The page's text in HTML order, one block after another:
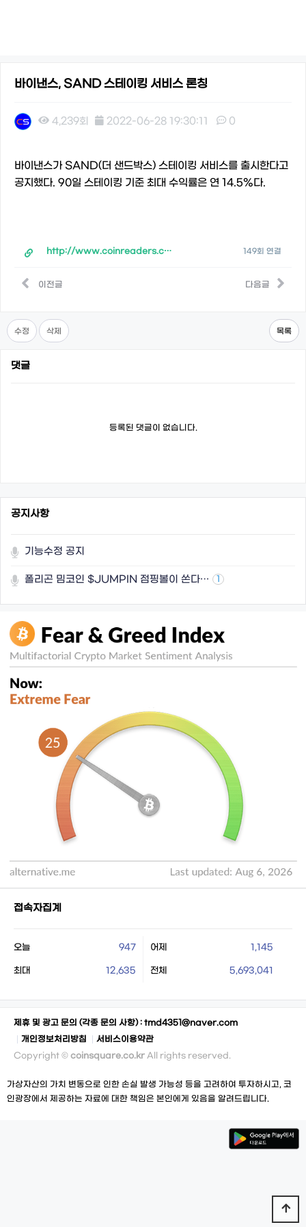
바이낸스, SAND 스테이킹 서비스 론칭
4,239회 2022-06-28 19:30:11 0
바이낸스가 SAND(더 샌드박스) 스테이킹 서비스를 출시한다고
공지했다. 90일 스테이킹 기준 최대 수익률은 연 14.5%다.
http://www.coinreaders.com/37693 149회 연결
이전글 다음글
수정 삭제 목록
댓글
등록된 댓글이 없습니다.
공지사항
기능수정 공지
폴리곤 밈코인 $JUMPIN 점핑볼이 쏜다… 1
접속자집계
오늘 947 어제 1,145
최대 12,635 전체 5,693,041
제휴 및 광고 문의 (각종 문의 사항) : tmd4351@naver.com
개인정보처리방침
서비스이용약관
Copyright © coinsquare.co.kr All rights reserved.
가상자산의 가치 변동으로 인한 손실 발생 가능성 등을 고려하여 투자하시고, 코
인광장에서 제공하는 자료에 대한 책임은 본인에게 있음을 알려드립니다.